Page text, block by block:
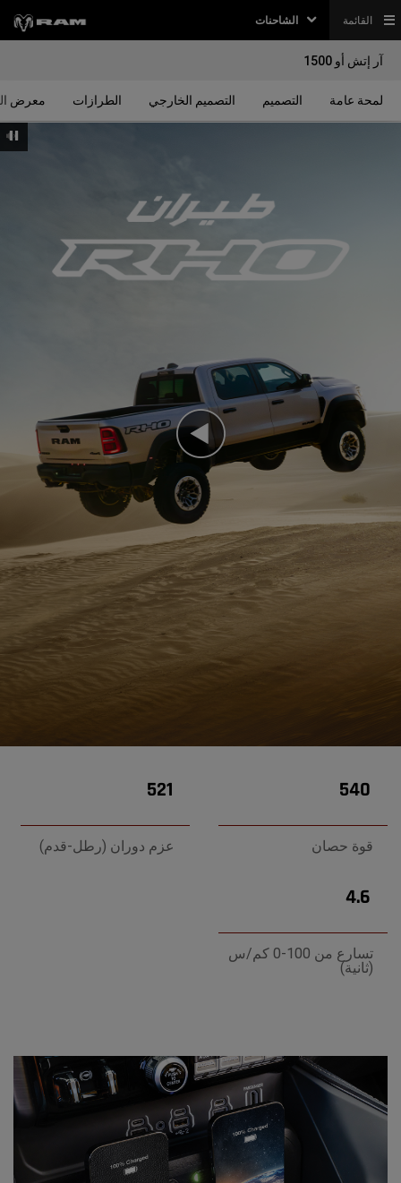
الشاحنات القائمة
آر إتش أو 1500
لمحة عامة التصميم التصميم الخارجي الطرازات معرض
Play
Video
540
قوة حصان
521
عزم دوران (رطل-قدم)
4.6
تسارع من 100-0 كم/س
(ثانية)